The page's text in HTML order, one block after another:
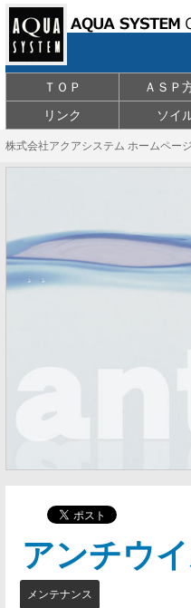
アンチウ
メンテナンス
ＴＯＰ ＡＳＰ
リンク
ソイ
株式会社アクアシステム ホームページ